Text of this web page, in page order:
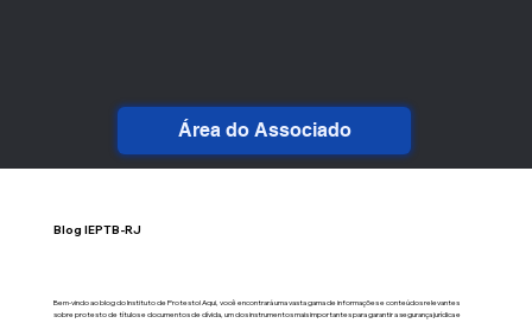
Área do Associado
Blog IEPTB-RJ
Bem-vindo ao blog do Instituto de Protesto! Aqui, você encontrará uma vasta gama de informações e conteúdos relevantes
sobre protesto de títulos e documentos de dívida, um dos instrumentos mais importantes para garantir a segurança jurídica e